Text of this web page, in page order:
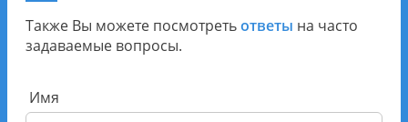
Также Вы можете посмотретьответы на часто
задаваемые вопросы.
Имя